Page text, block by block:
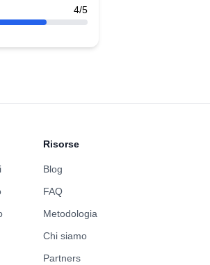
4/5
Risorse
Blog
FAQ
Metodologia
Chi siamo
Partners